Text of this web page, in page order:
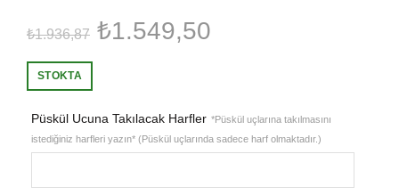
₺1.936,87 Orijinal
₺1.936,87.
₺1.549,50
₺1.549,50.
STOKTA
Püskül Ucuna Takılacak Harfler *Püskül uçlarına takılmasını
istediğiniz harfleri yazın* (Püskül uçlarında sadece harf olmaktadır.)